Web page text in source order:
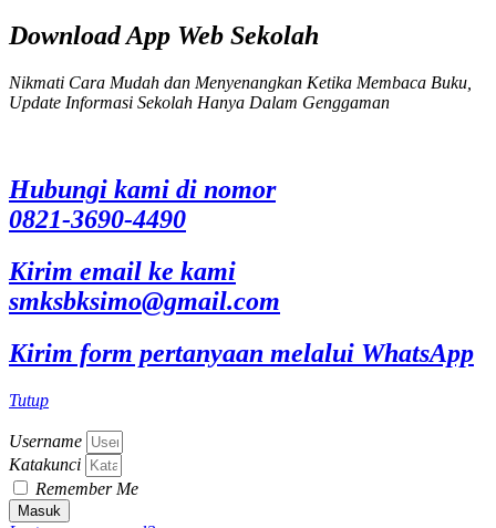
Download App Web Sekolah
Nikmati Cara Mudah dan Menyenangkan Ketika Membaca Buku,
Update Informasi Sekolah Hanya Dalam Genggaman
Hubungi kami di nomor
0821-3690-4490
Kirim email ke kami
smksbksimo@gmail.com
Kirim form pertanyaan melalui WhatsApp
Tutup
Username
Katakunci
Remember Me
Masuk